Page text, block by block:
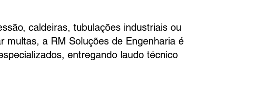
caldeiras, tubulações industriais ou
multas, a RM Soluções de Engenharia é
entregando laudo técnico